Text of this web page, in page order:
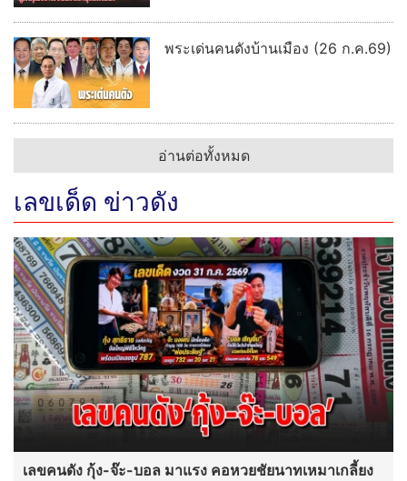
พระเด่นคนดังบ้านเมือง (26 ก.ค.69)
อ่านต่อทั้งหมด
เลขเด็ด ข่าวดัง
เลขคนดัง กุ้ง-จ๊ะ-บอล มาแรง คอหวยชัยนาทเหมาเกลี้ยง